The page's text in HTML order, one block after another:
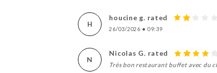
H
houcine g. rated
26/03/2026 • 09:39
N
Nicolas G. rated
Très bon restaurant buffet avec du